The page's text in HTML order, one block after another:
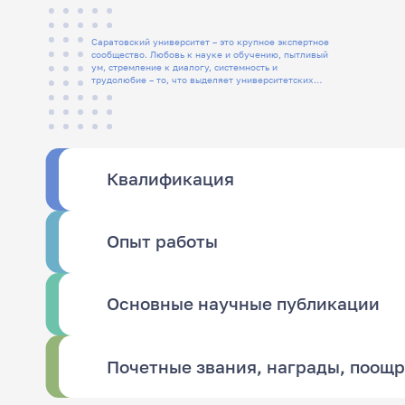
Саратовский университет – это крупное экспертное
сообщество. Любовь к науке и обучению, пытливый
ум, стремление к диалогу, системность и
трудолюбие – то, что выделяет университетских
Квалификация
Опыт работы
Основные научные публикации
Почетные звания, награды,